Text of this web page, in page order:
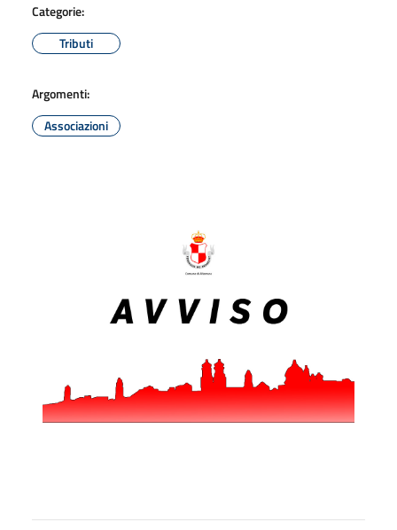
Categorie:
Tributi
Argomenti:
Associazioni